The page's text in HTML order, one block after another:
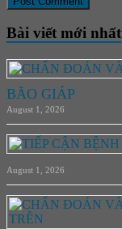
Bài viết mới nhất
BÃO GIÁP
August 1, 2026
August 1, 2026